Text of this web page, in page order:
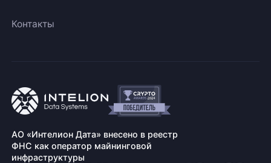
Контакты
АО «Интелион Дата» внесено в реестр
ФНС как оператор майнинговой
инфраструктуры